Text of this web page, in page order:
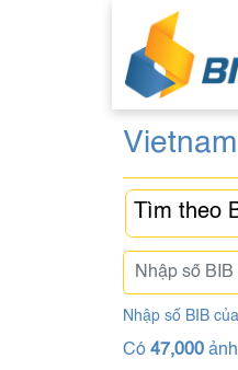
Tìm theo
Nhập số BIB
Có 47,000